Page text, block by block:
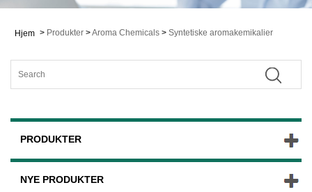
Hjem > Produkter >Aroma Chemicals > Syntetiske aromakemikalier
PRODUKTER
NYE PRODUKTER